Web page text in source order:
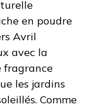
en poudre
Avril
avec la
fragrance
les jardins
Comme